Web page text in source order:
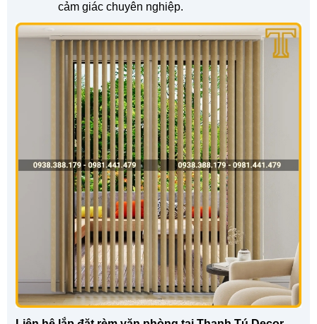
cảm giác chuyên nghiệp.